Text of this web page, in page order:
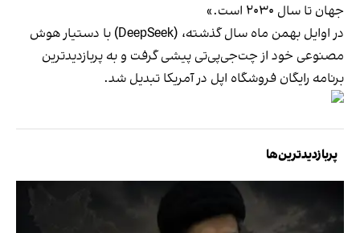
جهان تا سال ۲۰۳۰ است.»
در اوایل بهمن ماه سال گذشته، (DeepSeek) با دستیار هوش
مصنوعی خود از چت‌جی‌پی‌تی پیشی گرفت و به‌ پربازدیدترین
برنامه رایگان فروشگاه اپل در آمریکا تبدیل شد.
پربازدیدترین‌ها